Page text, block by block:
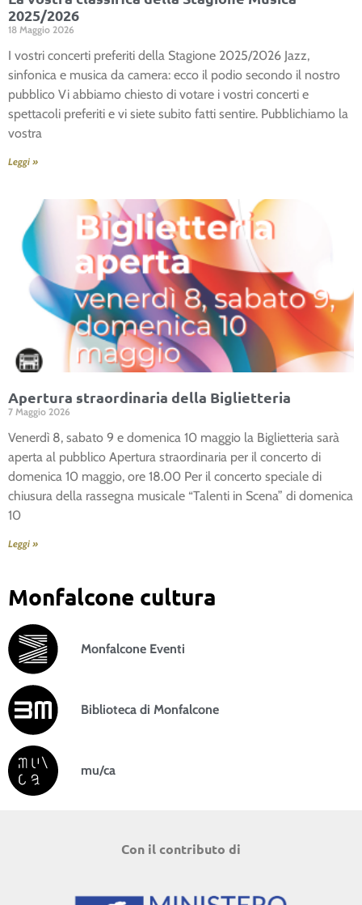
2025/2026
18 Maggio 2026
I vostri concerti preferiti della Stagione 2025/2026 Jazz,
sinfonica e musica da camera: ecco il podio secondo il nostro
pubblico Vi abbiamo chiesto di votare i vostri concerti e
spettacoli preferiti e vi siete subito fatti sentire. Pubblichiamo la
vostra
Leggi »
Apertura straordinaria della Biglietteria
7 Maggio 2026
Venerdì 8, sabato 9 e domenica 10 maggio la Biglietteria sarà
aperta al pubblico Apertura straordinaria per il concerto di
domenica 10 maggio, ore 18.00 Per il concerto speciale di
chiusura della rassegna musicale “Talenti in Scena” di domenica
10
Leggi »
Monfalcone cultura
Monfalcone Eventi
Biblioteca di Monfalcone
mu/ca
Con il contributo di